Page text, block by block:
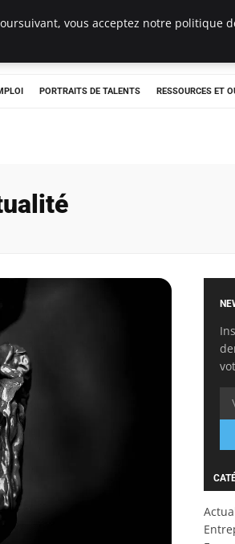
PORTRAITS DE TALENTS RESSOURCES ET
vous acceptez notre politique